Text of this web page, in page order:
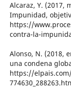
Alcaraz, Y. (2017,
Impunidad,
https://
contra-la-
Alonso, N. (2018,
una condena
https://